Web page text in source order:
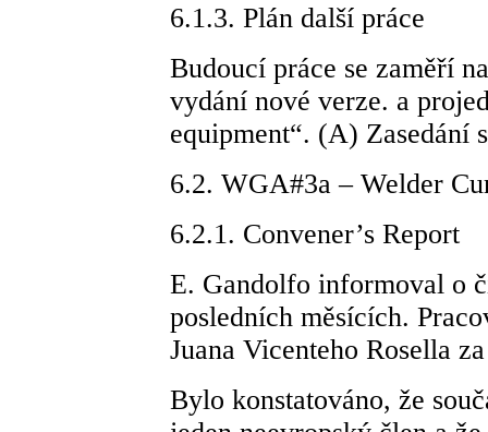
6.1.3. Plán další práce
Budoucí práce se zaměří
vydání nové verze. a
equipment“. (A) Zasedání
6.2. WGA#3a – Welder
6.2.1. Convener’s Report
E. Gandolfo informoval o
posledních měsících.
Juana Vicenteho Rosella
Bylo konstatováno, že